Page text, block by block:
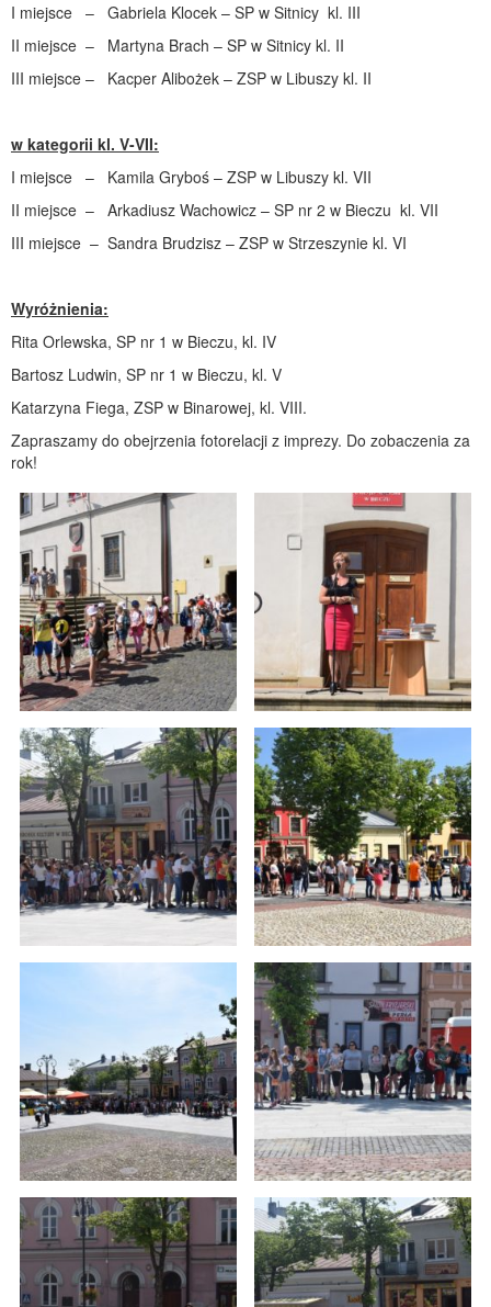
I miejsce – Gabriela Klocek – SP w Sitnicy kl. III
II miejsce – Martyna Brach – SP w Sitnicy kl. II
III miejsce – Kacper Alibożek – ZSP w Libuszy kl. II
w kategorii kl. V-VII:
I miejsce – Kamila Gryboś – ZSP w Libuszy kl. VII
II miejsce – Arkadiusz Wachowicz – SP nr 2 w Bieczu kl. VII
III miejsce – Sandra Brudzisz – ZSP w Strzeszynie kl. VI
Wyróżnienia:
Rita Orlewska, SP nr 1 w Bieczu, kl. IV
Bartosz Ludwin, SP nr 1 w Bieczu, kl. V
Katarzyna Fiega, ZSP w Binarowej, kl. VIII.
Zapraszamy do obejrzenia fotorelacji z imprezy. Do zobaczenia za
rok!